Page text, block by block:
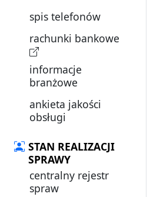
spis telefonów
rachunki bankowe
informacje
branżowe
ankieta jakości
obsługi
STAN REALIZACJI
SPRAWY
centralny rejestr
spraw